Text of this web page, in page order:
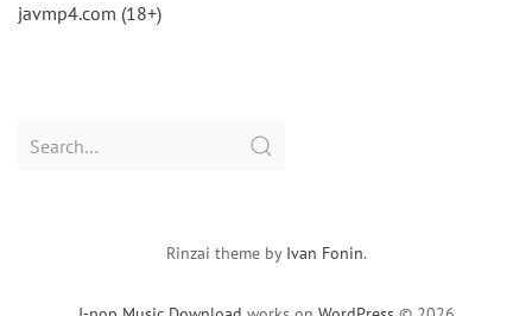
javmp4.com (18+)
Search
Rinzai theme by Ivan Fonin.